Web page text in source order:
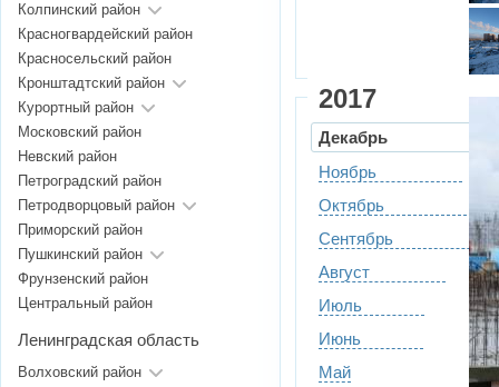
2017
Декабрь
Ноябрь
Октябрь
Сентябрь
Август
Июль
Июнь
Май
Колпинский район
Красногвардейский район
Красносельский район
Кронштадтский район
Курортный район
Московский район
Невский район
Петроградский район
Петродворцовый район
Приморский район
Пушкинский район
Фрунзенский район
Центральный район
Ленинградская область
Волховский район